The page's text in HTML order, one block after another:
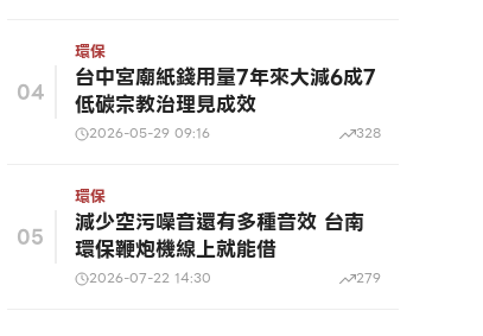
04
環保
台中宮廟紙錢用量7年來大減6成7
低碳宗教治理見成效
2026-05-29 09:16 328
05
環保
減少空污噪音還有多種音效 台南
環保鞭炮機線上就能借
2026-07-22 14:30 279